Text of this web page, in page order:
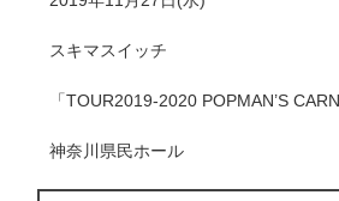
スキマスイッチ
「TOUR2019-2020 POPMAN’S
神奈川県民ホール